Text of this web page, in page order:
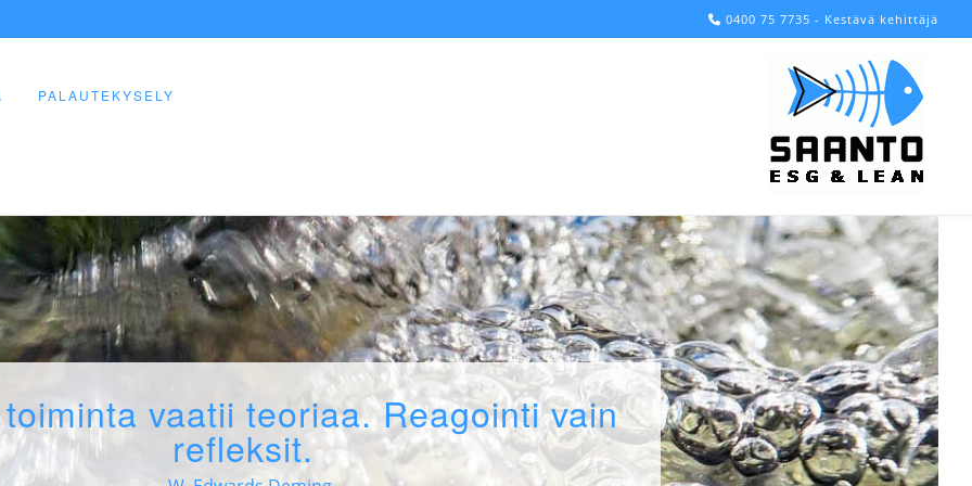
0400 75 7735 - Kestävä kehittäjä
PALAUTEKYSELY
vaatii teoriaa. Reagointi vain
refleksit.